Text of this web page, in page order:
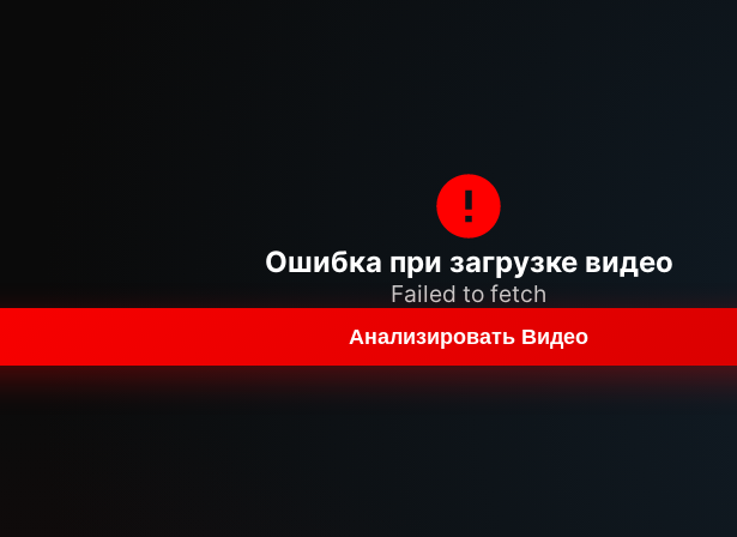
Ошибка при загрузке видео
Failed to fetch
Анализировать Видео